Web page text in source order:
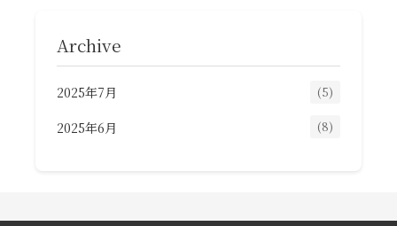
Archive
2025年7月 (5)
2025年6月 (8)